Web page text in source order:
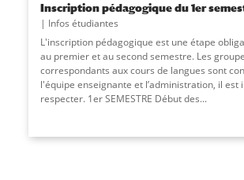
Inscription pédagogique du 1er
Infos étudiantes
L'inscription pédagogique est une étape
au premier et au second semestre. Les
correspondants aux cours de langues sont
l'équipe enseignante et l’administration, il est
respecter. 1er SEMESTRE Début des...